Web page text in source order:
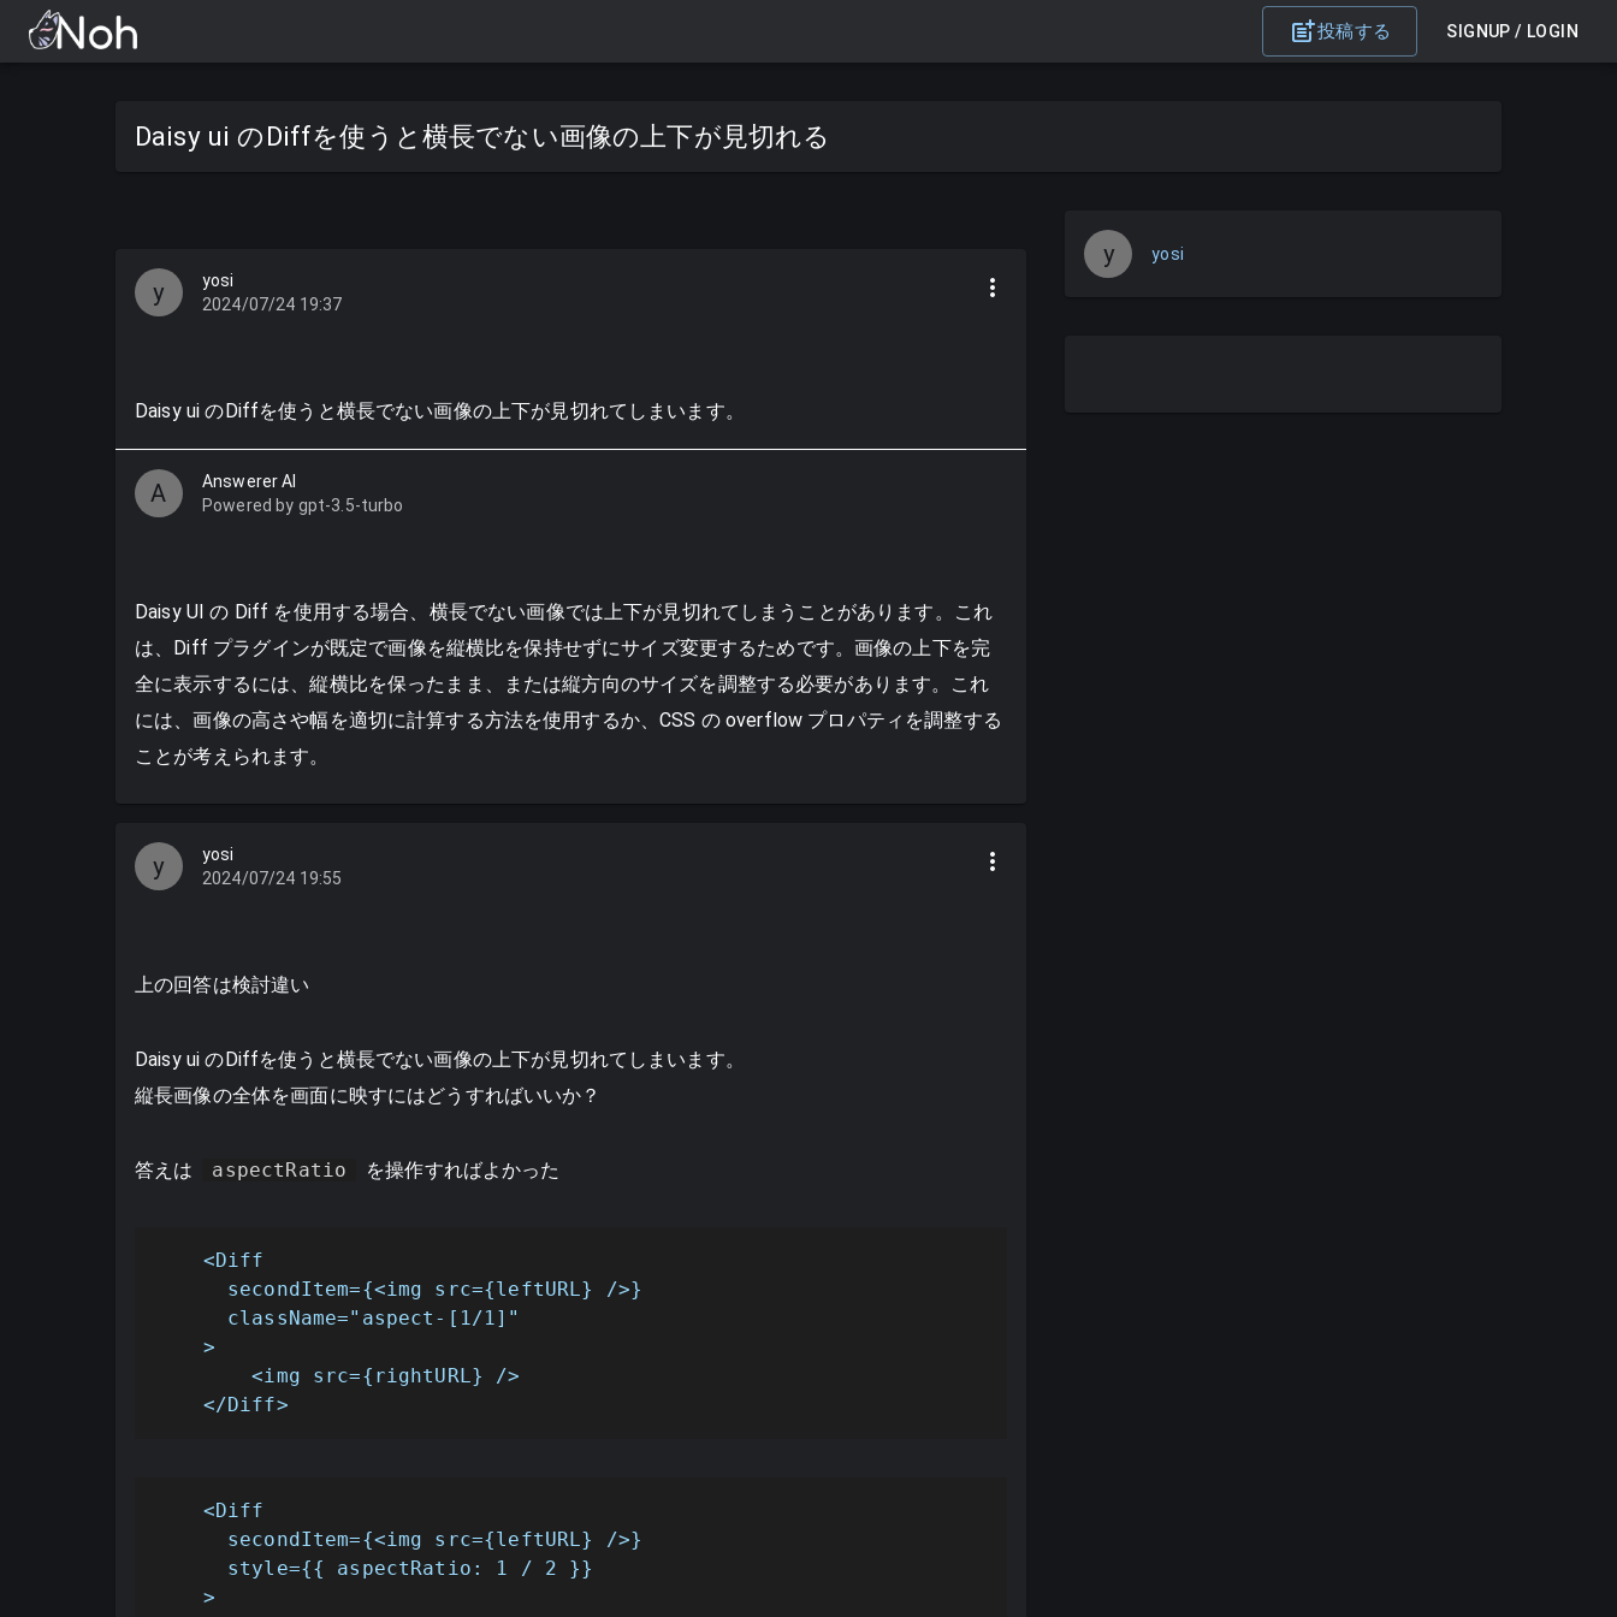
投稿する SIGNUP / LOGIN
Daisy ui のDiffを使うと横長でない画像の上下が見切れる
y
yosi
2024/07/24 19:37
Daisy ui のDiffを使うと横長でない画像の上下が見切れてしまいます。
A
Answerer AI
Powered by gpt-3.5-turbo
Daisy UI の Diff を使用する場合、横長でない画像では上下が見切れてしまうことがあります。これ
は、Diff プラグインが既定で画像を縦横比を保持せずにサイズ変更するためです。画像の上下を完
全に表示するには、縦横比を保ったまま、または縦方向のサイズを調整する必要があります。これ
には、画像の高さや幅を適切に計算する方法を使用するか、CSS の overflow プロパティを調整する
ことが考えられます。
y
yosi
2024/07/24 19:55
上の回答は検討違い
Daisy ui のDiffを使うと横長でない画像の上下が見切れてしまいます。
縦長画像の全体を画面に映すにはどうすればいいか？
答えは aspectRatio を操作すればよかった
    <Diff
      secondItem={<img src={leftURL} />}
      className="aspect-[1/1]"
    >
        <img src={rightURL} />
    </Diff>
    <Diff
      secondItem={<img src={leftURL} />}
      style={{ aspectRatio: 1 / 2 }}
    >
y yosi